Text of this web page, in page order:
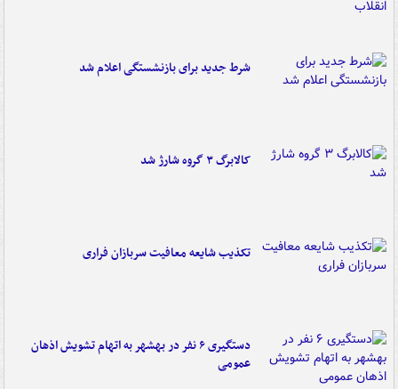
شرط جدید برای بازنشستگی اعلام شد
کالابرگ ۳ گروه شارژ شد
تکذیب شایعه معافیت سربازان فراری
دستگیری ۶ نفر در بهشهر به اتهام تشویش اذهان
عمومی